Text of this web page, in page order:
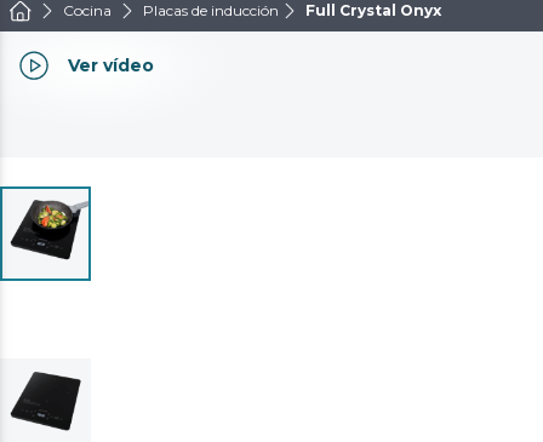
Cocina Placas de inducción Full Crystal Onyx
Ver vídeo